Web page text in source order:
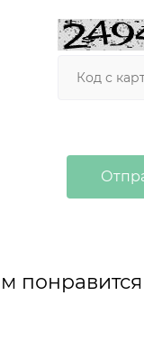
понравится